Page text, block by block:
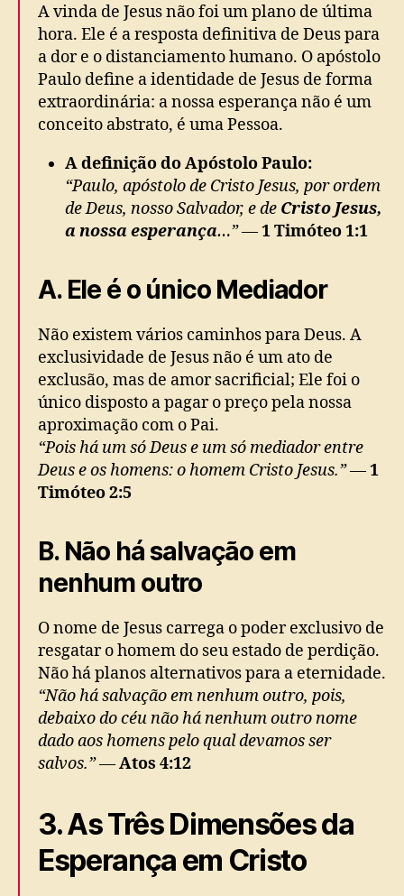
A vinda de Jesus não foi um plano de última
hora. Ele é a resposta definitiva de Deus para
a dor e o distanciamento humano. O apóstolo
Paulo define a identidade de Jesus de forma
extraordinária: a nossa esperança não é um
conceito abstrato, é uma Pessoa.
A definição do Apóstolo Paulo:
“Paulo, apóstolo de Cristo Jesus, por ordem
de Deus, nosso Salvador, e de Cristo Jesus,
a nossa esperança…”—1 Timóteo 1:1
A. Ele é o único Mediador
Não existem vários caminhos para Deus. A
exclusividade de Jesus não é um ato de
exclusão, mas de amor sacrificial; Ele foi o
único disposto a pagar o preço pela nossa
aproximação com o Pai.
“Pois há um só Deus e um só mediador entre
Deus e os homens: o homem Cristo Jesus.”—1
Timóteo 2:5
B. Não há salvação em
nenhum outro
O nome de Jesus carrega o poder exclusivo de
resgatar o homem do seu estado de perdição.
Não há planos alternativos para a eternidade.
“Não há salvação em nenhum outro, pois,
debaixo do céu não há nenhum outro nome
dado aos homens pelo qual devamos ser
salvos.”—Atos 4:12
3. As Três Dimensões da
Esperança em Cristo